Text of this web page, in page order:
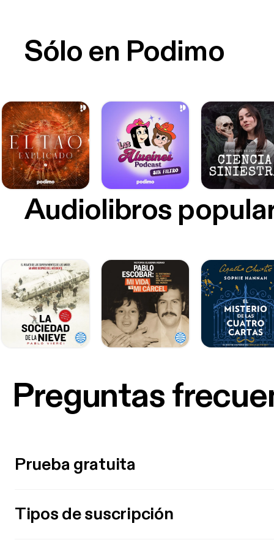
Sólo en Podimo
Audiolibros
Preguntas
Prueba gratuita
Tipos de suscripción